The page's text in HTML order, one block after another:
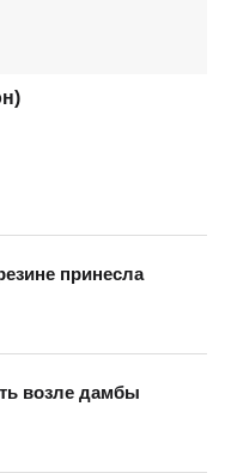
принесла
возле дамбы